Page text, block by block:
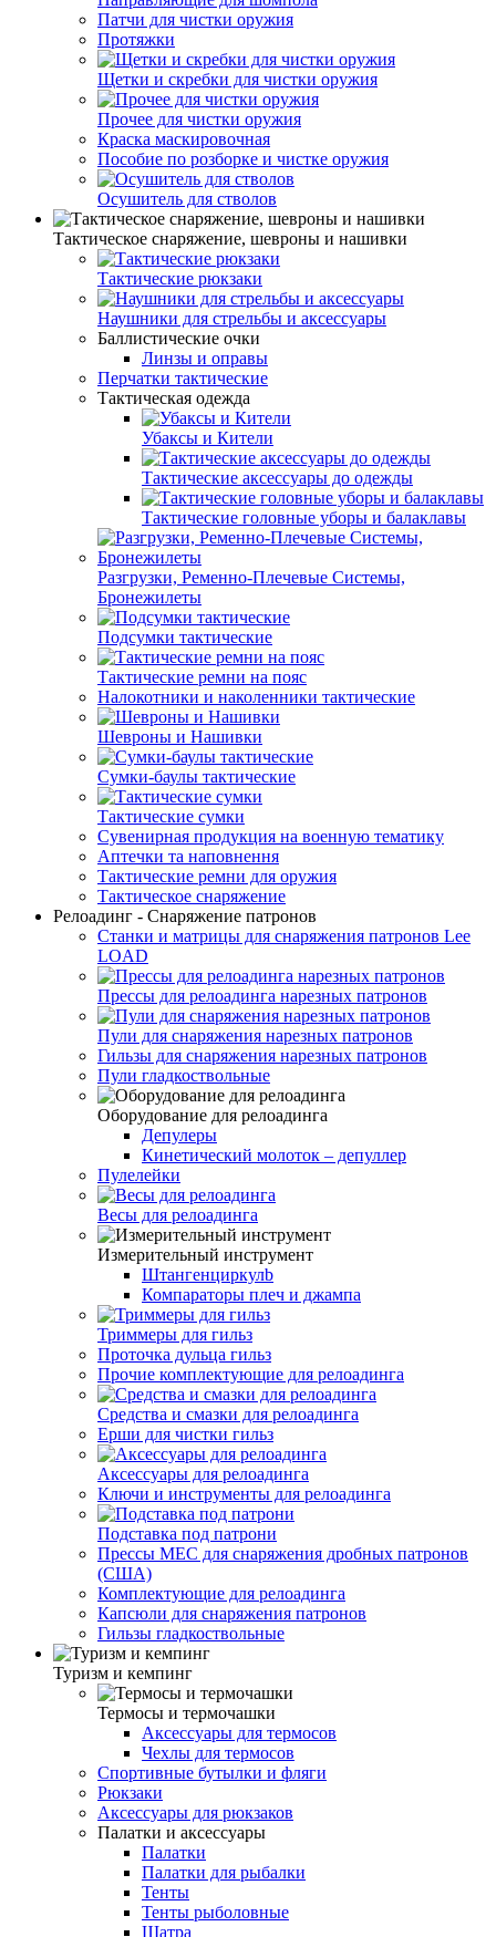
Патчи для чистки оружия
Протяжки
Щетки и скребки для чистки оружия
Прочее для чистки оружия
Краска маскировочная
Пособие по розборке и чистке оружия
Осушитель для стволов
Тактическое снаряжение, шевроны и нашивки
Тактические рюкзаки
Наушники для стрельбы и аксессуары
Баллистические очки
Линзы и оправы
Перчатки тактические
Тактическая одежда
Убаксы и Кители
Тактические аксессуары до одежды
Тактические головные уборы и балаклавы
Разгрузки, Ременно-Плечевые Системы,
Бронежилеты
Подсумки тактические
Тактические ремни на пояс
Налокотники и наколенники тактические
Шевроны и Нашивки
Сумки-баулы тактические
Тактические сумки
Сувенирная продукция на военную тематику
Аптечки та наповнення
Тактические ремни для оружия
Тактическое снаряжение
Релоадинг - Снаряжение патронов
Станки и матрицы для снаряжения патронов Lee
LOAD
Прессы для релоадинга нарезных патронов
Пули для снаряжения нарезных патронов
Гильзы для снаряжения нарезных патронов
Пули гладкоствольные
Оборудование для релоадинга
Депулеры
Кинетический молоток – депуллер
Пулелейки
Весы для релоадинга
Измерительный инструмент
Штангенциркулb
Компараторы плеч и джампа
Триммеры для гильз
Проточка дульца гильз
Прочие комплектующие для релоадинга
Средства и смазки для релоадинга
Ерши для чистки гильз
Аксессуары для релоадинга
Ключи и инструменты для релоадинга
Подставка под патрони
Прессы MEC для снаряжения дробных патронов
(США)
Комплектующие для релоадинга
Капсюли для снаряжения патронов
Гильзы гладкоствольные
Туризм и кемпинг
Термосы и термочашки
Аксессуары для термосов
Чехлы для термосов
Спортивные бутылки и фляги
Рюкзаки
Аксессуары для рюкзаков
Палатки и аксессуары
Палатки
Палатки для рыбалки
Тенты
Тенты рыболовные
Шатра